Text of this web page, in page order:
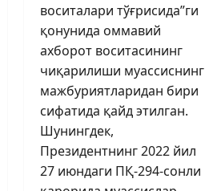
воситалари тўғрисида”ги
қонунида оммавий
ахборот воситасининг
чиқарилиши муассиснинг
мажбуриятларидан бири
сифатида қайд этилган.
Шунингдек,
Президентнинг 2022 йил
27 июндаги ПҚ-294-сонли